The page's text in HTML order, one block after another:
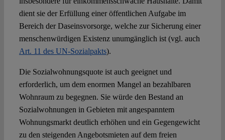
dient sie der Erfüllung einer öffentlichen Aufgabe im
Bereich der Daseinsvorsorge, welche zur Sicherung einer
menschenwürdigen Existenz unumgänglich ist (vgl. auch
Art. 11 des UN-Sozialpakts).
Die Sozialwohnungsquote ist auch geeignet und
erforderlich, um dem enormen Mangel an bezahlbaren
Wohnraum zu begegnen. Sie würde den Bestand an
Sozialwohnungen in Gebieten mit angespanntem
Wohnungsmarkt deutlich erhöhen und ein Gegengewicht
zu den steigenden Angebotsmieten auf dem freien